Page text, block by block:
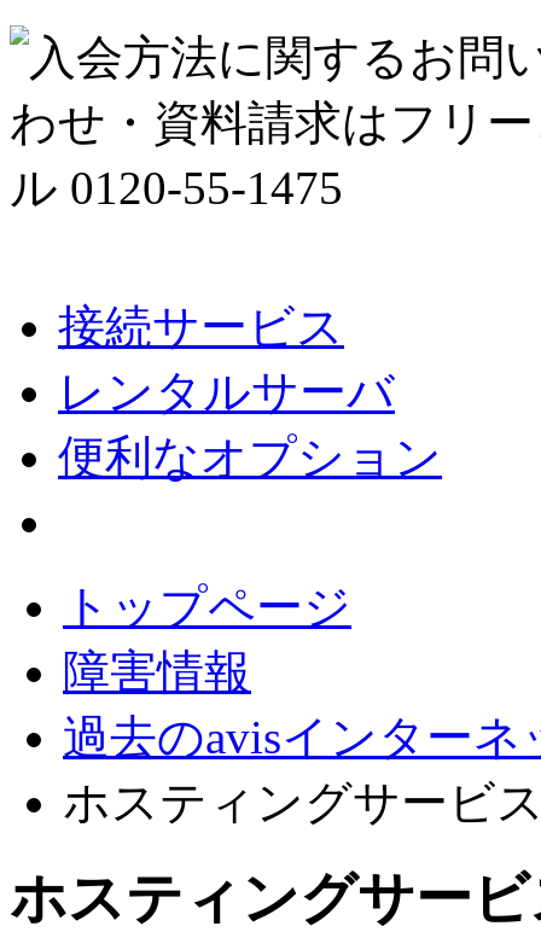
接続サービス
レンタルサーバ
便利なオプション
トップページ
障害情報
過去のavisインターネ
ホスティングサービ
ホスティングサー